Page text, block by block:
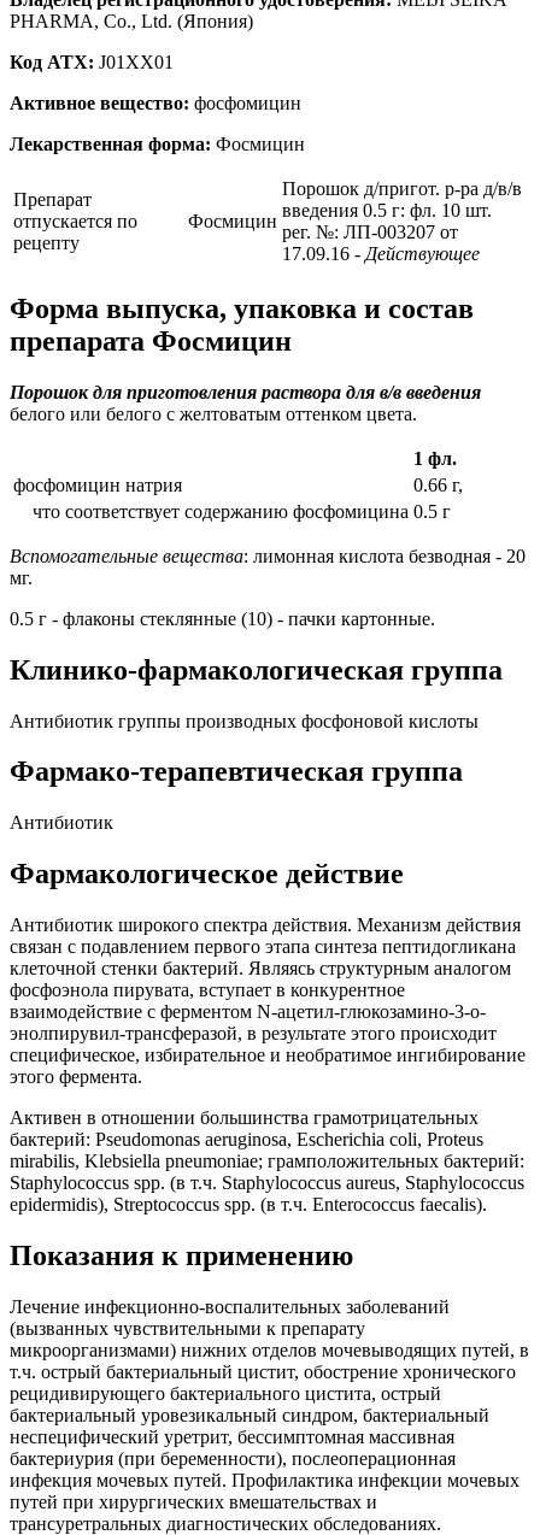
PHARMA, Co., Ltd. (Япония)
Код ATX: J01XX01
Активное вещество: фосфомицин
Лекарственная форма: Фосмицин
Препарат
отпускается по
рецепту
Фосмицин
Порошок д/пригот. р-ра д/в/в
введения 0.5 г: фл. 10 шт.
рег. №: ЛП-003207 от
17.09.16 - Действующее
Форма выпуска, упаковка и состав
препарата Фосмицин
Порошок для приготовления раствора для в/в введения
белого или белого с желтоватым оттенком цвета.
1 фл.
фосфомицин натрия
0.66 г,
что соответствует содержанию фосфомицина 0.5 г
Вспомогательные вещества: лимонная кислота безводная - 20
мг.
0.5 г - флаконы стеклянные (10) - пачки картонные.
Клинико-фармакологическая группа
Антибиотик группы производных фосфоновой кислоты
Фармако-терапевтическая группа
Антибиотик
Фармакологическое действие
Антибиотик широкого спектра действия. Механизм действия
связан с подавлением первого этапа синтеза пептидогликана
клеточной стенки бактерий. Являясь структурным аналогом
фосфоэнола пирувата, вступает в конкурентное
взаимодействие с ферментом N-ацетил-глюкозамино-3-o-
энолпирувил-трансферазой, в результате этого происходит
специфическое, избирательное и необратимое ингибирование
этого фермента.
Активен в отношении большинства грамотрицательных
бактерий: Pseudomonas aeruginosa, Escherichia coli, Proteus
mirabilis, Klebsiella pneumoniae; грамположительных бактерий:
Staphylococcus spp. (в т.ч. Staphylococcus aureus, Staphylococcus
epidermidis), Streptococcus spp. (в т.ч. Enterococcus faecalis).
Показания к применению
Лечение инфекционно-воспалительных заболеваний
(вызванных чувствительными к препарату
микроорганизмами) нижних отделов мочевыводящих путей, в
т.ч. острый бактериальный цистит, обострение хронического
рецидивирующего бактериального цистита, острый
бактериальный уровезикальный синдром, бактериальный
неспецифический уретрит, бессимптомная массивная
бактериурия (при беременности), послеоперационная
инфекция мочевых путей. Профилактика инфекции мочевых
путей при хирургических вмешательствах и
трансуретральных диагностических обследованиях.